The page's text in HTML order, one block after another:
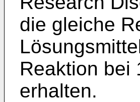
die gleiche
Reaktion bei
erhalten.